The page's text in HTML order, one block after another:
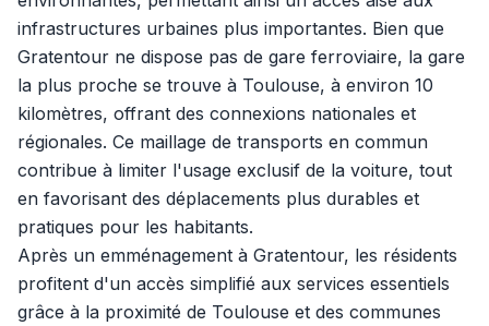
infrastructures urbaines plus importantes. Bien que
Gratentour ne dispose pas de gare ferroviaire, la gare
la plus proche se trouve à Toulouse, à environ 10
kilomètres, offrant des connexions nationales et
régionales. Ce maillage de transports en commun
contribue à limiter l'usage exclusif de la voiture, tout
en favorisant des déplacements plus durables et
pratiques pour les habitants.
Après un emménagement à Gratentour, les résidents
profitent d'un accès simplifié aux services essentiels
grâce à la proximité de Toulouse et des communes